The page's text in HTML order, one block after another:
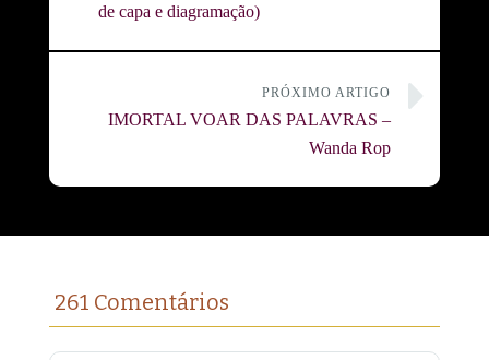
de capa e diagramação)
PRÓXIMO ARTIGO
IMORTAL VOAR DAS PALAVRAS –
Wanda Rop
261 Comentários